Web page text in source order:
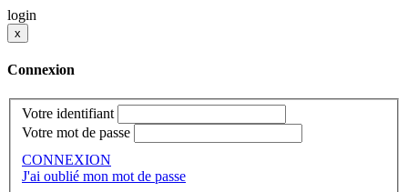
login
x
Connexion
Votre identifiant
Votre mot de passe
CONNEXION
J'ai oublié mon mot de passe